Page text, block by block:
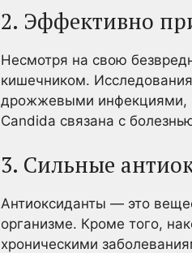
2. Эффективно
Несмотря на свою
кишечником.
дрожжевыми инфекциями,
Candida связана с
3. Сильные
Антиоксиданты — это
организме. Кроме того,
хроническими